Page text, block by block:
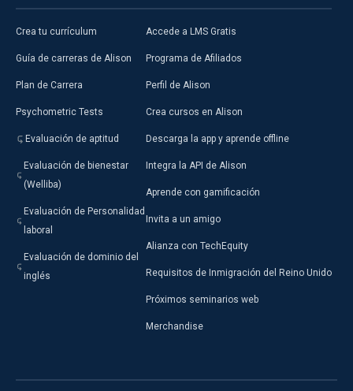
Crea tu currículum
Guía de carreras de Alison
Plan de Carrera
Psychometric Tests
Evaluación de aptitud
Evaluación de bienestar
(Welliba)
Evaluación de Personalidad
laboral
Evaluación de dominio del
inglés
Accede a LMS Gratis
Programa de Afiliados
Perfil de Alison
Crea cursos en Alison
Descarga la app y aprende offline
Integra la API de Alison
Aprende con gamificación
Invita a un amigo
Alianza con TechEquity
Requisitos de Inmigración del Reino Unido
Próximos seminarios web
Merchandise